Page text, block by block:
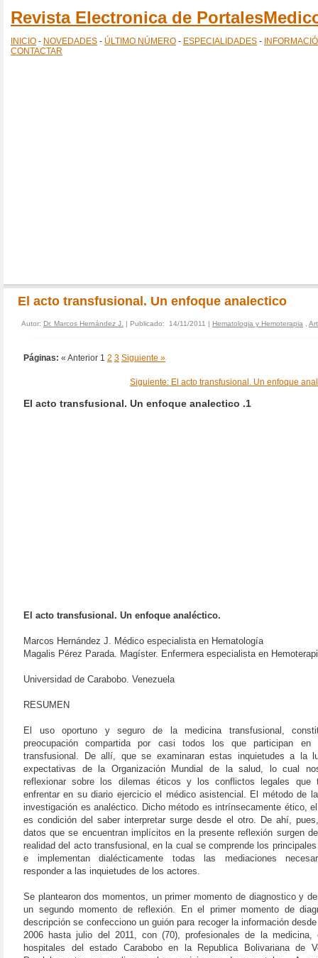
Revista Electronica de
INICIO - NOVEDADES - ÚLTIMO NÚMERO - ESPECIALIDADES -
CONTACTAR
El acto transfusional. Un enfoque analectico
Autor: Dr. Marcos Hernández J. | Publicado: 14/11/2011 | Hematologia y Hemoterapia
Páginas: « Anterior 1 2 3 Siguiente »
Siguiente: El acto transfusional. Un enfoque
El acto transfusional. Un enfoque analectico .1
El acto transfusional. Un enfoque analéctico.
Marcos Hernández J. Médico especialista en Hematología
Magalis Pérez Parada. Magíster. Enfermera especialista en
Universidad de Carabobo. Venezuela
RESUMEN
El uso oportuno y seguro de la medicina transfusional,
preocupación compartida por casi todos los que participan en
transfusional. De allí, que se examinaran estas inquietudes a la
expectativas de la Organización Mundial de la salud, lo cual
reflexionar sobre los dilemas éticos y los conflictos legales que
enfrentar en su diario ejercicio el médico asistencial. El método de
investigación es analéctico. Dicho método es intrínsecamente ético,
es condición del saber interpretar surge desde el otro. De ahí,
datos que se encuentran implícitos en la presente reflexión surgen
realidad del acto transfusional, en la cual se comprende los
e implementan dialécticamente todas las mediaciones
responder a las inquietudes de los actores.
Se plantearon dos momentos, un primer momento de diagnostico y
un segundo momento de reflexión. En el primer momento de
descripción se confecciono un guión para recoger la información
2006 hasta julio del 2011, con (70), profesionales de la medicina,
hospitales del estado Carabobo en la Republica Bolivariana de